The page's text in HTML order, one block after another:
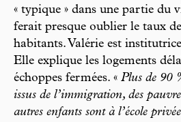
« typique » dans une partie du
ferait presque oublier le taux
habitants. Valérie est
Elle explique les logements
échoppes fermées. « Plus de 90
issus de l’immigration, des
autres enfants sont à l’école